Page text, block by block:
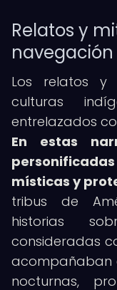
Relatos y
Los relatos y
culturas
entrelazados
En estas
místicas y
tribus de
historias
consideradas
acompañaban
nocturnas,